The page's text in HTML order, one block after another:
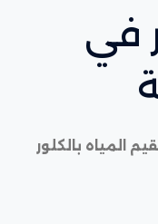
في
المياه بالكلور